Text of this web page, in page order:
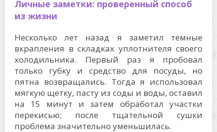
Личные заметки: проверенный способ
из жизни
Несколько лет назад я заметил темные
вкрапления в складках уплотнителя своего
холодильника. Первый раз я пробовал
только губку и средство для посуды, но
пятна возвращались. Тогда я использовал
мягкую щетку, пасту из соды и воды, оставил
на 15 минут и затем обработал участки
перекисью; после тщательной сушки
проблема значительно уменьшилась.